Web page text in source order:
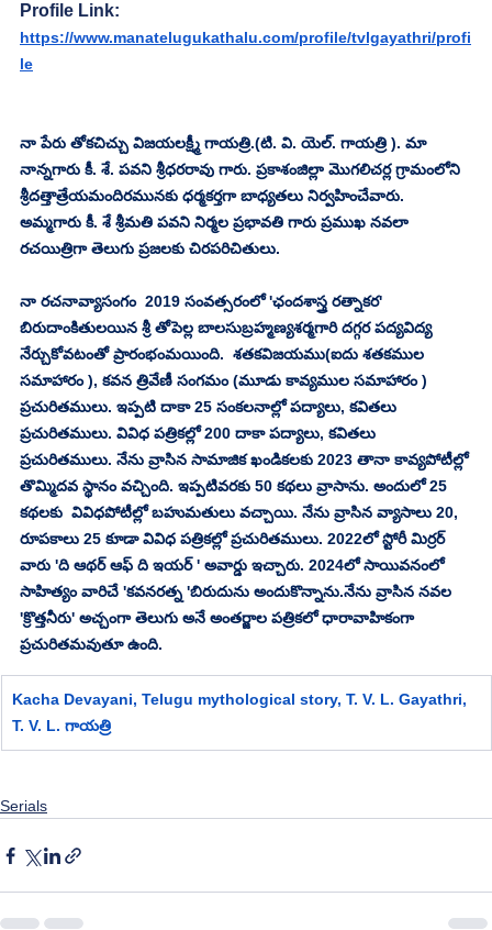
Profile Link:
https://www.manatelugukathalu.com/profile/tvlgayathri/profi
le
నా పేరు తోకచిచ్చు విజయలక్ష్మీ గాయత్రి.(టి. వి. యెల్. గాయత్రి ). మా
నాన్నగారు కీ. శే. పవని శ్రీధరరావు గారు. ప్రకాశంజిల్లా మొగలిచర్ల గ్రామంలోని
శ్రీదత్తాత్రేయమందిరమునకు ధర్మకర్తగా బాధ్యతలు నిర్వహించేవారు.
అమ్మగారు కీ. శే శ్రీమతి పవని నిర్మల ప్రభావతి గారు ప్రముఖ నవలా
రచయిత్రిగా తెలుగు ప్రజలకు చిరపరిచితులు.
నా రచనావ్యాసంగం  2019 సంవత్సరంలో 'ఛందశాస్త్ర రత్నాకర'
బిరుదాంకితులయిన శ్రీ తోపెల్ల బాలసుబ్రహ్మణ్యశర్మగారి దగ్గర పద్యవిద్య
నేర్చుకోవటంతో ప్రారంభంమయింది.  శతకవిజయము(ఐదు శతకముల
సమాహారం ), కవన త్రివేణీ సంగమం (మూడు కావ్యముల సమాహారం )
ప్రచురితములు. ఇప్పటి దాకా 25 సంకలనాల్లో పద్యాలు, కవితలు
ప్రచురితములు. వివిధ పత్రికల్లో 200 దాకా పద్యాలు, కవితలు
ప్రచురితములు. నేను వ్రాసిన సామాజిక ఖండికలకు 2023 తానా కావ్యపోటీల్లో
తొమ్మిదవ స్థానం వచ్చింది. ఇప్పటివరకు 50 కథలు వ్రాసాను. అందులో 25
కథలకు  వివిధపోటీల్లో బహుమతులు వచ్చాయి. నేను వ్రాసిన వ్యాసాలు 20,
రూపకాలు 25 కూడా వివిధ పత్రికల్లో ప్రచురితములు. 2022లో స్టోరీ మిర్రర్
వారు 'ది ఆథర్ ఆఫ్ ది ఇయర్ ' అవార్డు ఇచ్చారు. 2024లో సాయివనంలో
సాహిత్యం వారిచే 'కవనరత్న 'బిరుదును అందుకొన్నాను.నేను వ్రాసిన నవల
'క్రొత్తనీరు' అచ్చంగా తెలుగు అనే అంతర్జాల పత్రికలో ధారావాహికంగా
ప్రచురితమవుతూ ఉంది.
Kacha Devayani, Telugu mythological story, T. V. L. Gayathri,
T. V. L. గాయత్రి
Serials